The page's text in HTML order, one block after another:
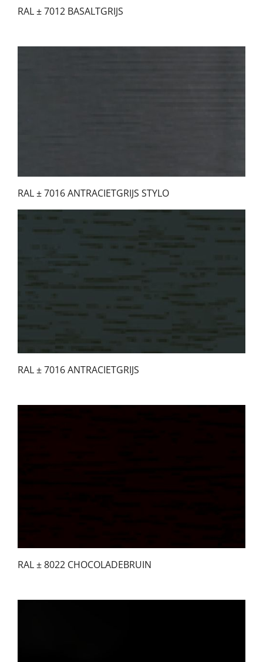
RAL ± 7012 BASALTGRIJS
RAL ± 7016 ANTRACIETGRIJS STYLO
RAL ± 7016 ANTRACIETGRIJS
RAL ± 8022 CHOCOLADEBRUIN